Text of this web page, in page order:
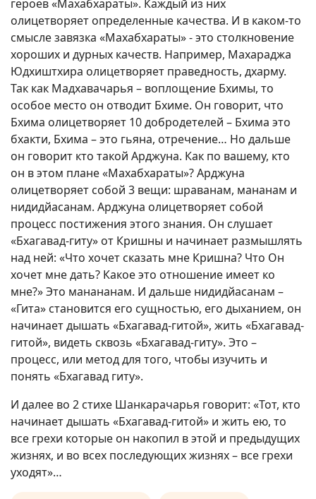
героев «Махабхараты». Каждый из них
олицетворяет определенные качества. И в каком-то
смысле завязка «Махабхараты» - это столкновение
хороших и дурных качеств. Например, Махараджа
Юдхиштхира олицетворяет праведность, дхарму.
Так как Мадхавачарья – воплощение Бхимы, то
особое место он отводит Бхиме. Он говорит, что
Бхима олицетворяет 10 добродетелей – Бхима это
бхакти, Бхима – это гьяна, отречение… Но дальше
он говорит кто такой Арджуна. Как по вашему, кто
он в этом плане «Махабхараты»? Арджуна
олицетворяет собой 3 вещи: шраванам, мананам и
нидидйасанам. Арджуна олицетворяет собой
процесс постижения этого знания. Он слушает
«Бхагавад-гиту» от Кришны и начинает размышлять
над ней: «Что хочет сказать мне Кришна? Что Он
хочет мне дать? Какое это отношение имеет ко
мне?» Это манананам. И дальше нидидйасанам –
«Гита» становится его сущностью, его дыханием, он
начинает дышать «Бхагавад-гитой», жить «Бхагавад-
гитой», видеть сквозь «Бхагавад-гиту». Это –
процесс, или метод для того, чтобы изучить и
понять «Бхагавад гиту».
И далее во 2 стихе Шанкарачарья говорит: «Тот, кто
начинает дышать «Бхагавад-гитой» и жить ею, то
все грехи которые он накопил в этой и предыдущих
жизнях, и во всех последующих жизнях – все грехи
уходят»…